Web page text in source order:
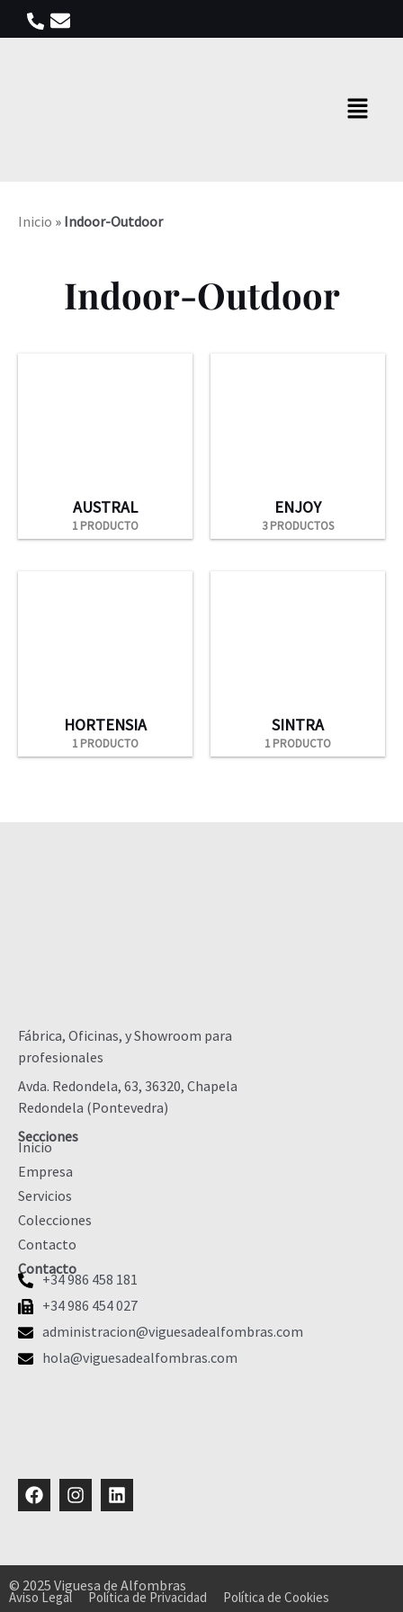
Menú
Inicio » Indoor-Outdoor
Indoor-Outdoor
AUSTRAL
1 PRODUCTO
ENJOY
3 PRODUCTOS
HORTENSIA
1 PRODUCTO
SINTRA
1 PRODUCTO
Fábrica, Oficinas, y Showroom para
profesionales
Avda. Redondela, 63, 36320, Chapela
Redondela (Pontevedra)
Secciones
Inicio
Empresa
Servicios
Colecciones
Contacto
Contacto
+34 986 458 181
+34 986 454 027
administracion@viguesadealfombras.com
hola@viguesadealfombras.com
FacebookInstagramLinkedin
© 2025 Viguesa de Alfombras
Aviso Legal Política de Privacidad
Política de Cookies